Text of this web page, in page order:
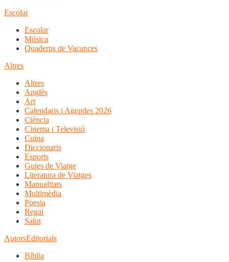
Escolar
Escolar
Música
Quaderns de Vacances
Altres
Altres
Anglès
Art
Calendaris i Agendes 2026
Ciència
Cinema i Televisió
Cuina
Diccionaris
Esports
Guies de Viatge
Literatura de Viatges
Manualitats
Multimèdia
Poesia
Regal
Salut
AutorsEditorials
Bíblia